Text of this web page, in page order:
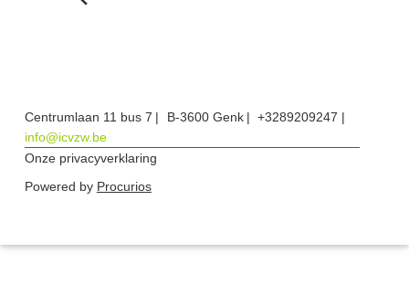
Centrumlaan 11 bus 7 B-3600 Genk
+3289209247
info@icvzw.be
Onze privacyverklaring
Powered by Procurios